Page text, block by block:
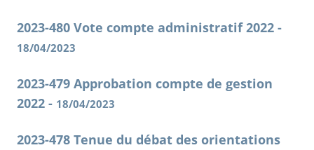
2023-480 Vote compte administratif 2022 -
18/04/2023
2023-479 Approbation compte de gestion
2022 - 18/04/2023
2023-478 Tenue du débat des orientations